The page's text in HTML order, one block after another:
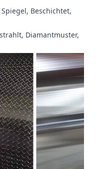
Beschichtet,
Diamantmuster,